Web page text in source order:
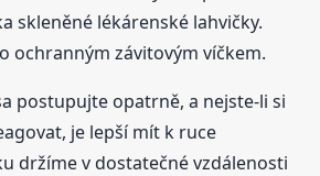
skleněné lékárenské lahvičky.
ochranným závitovým víčkem.
postupujte opatrně, a nejste-li si
je lepší mít k ruce
držíme v dostatečné vzdálenosti